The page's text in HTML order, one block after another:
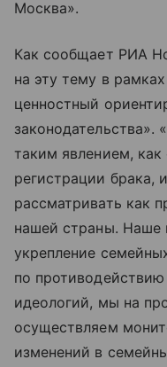
Москва».
Как сообщает РИА
на эту тему в
ценностный
законодательства».
таким явлением, как
регистрации брака,
рассматривать как
нашей страны. Наше
укрепление
по
идеологий, мы на
осуществляем
изменений в